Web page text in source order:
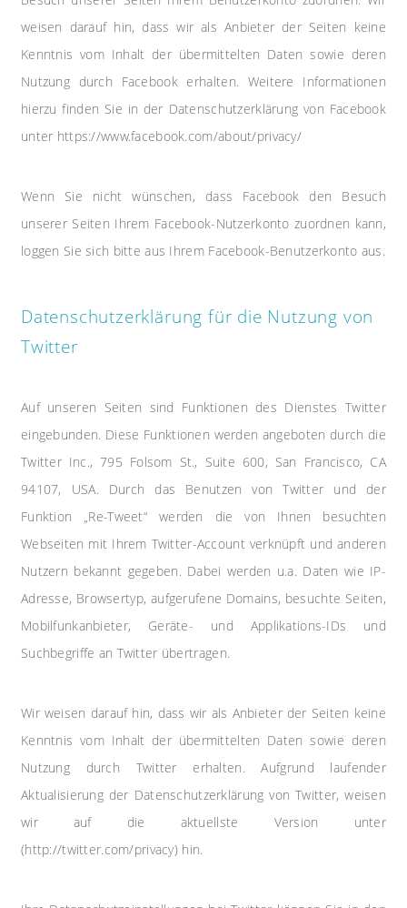
weisen darauf hin, dass wir als Anbieter der Seiten keine
Kenntnis vom Inhalt der übermittelten Daten sowie deren
Nutzung durch Facebook erhalten. Weitere Informationen
hierzu finden Sie in der Datenschutzerklärung von Facebook
unter https://www.facebook.com/about/privacy/
Wenn Sie nicht wünschen, dass Facebook den Besuch
unserer Seiten Ihrem Facebook-Nutzerkonto zuordnen kann,
loggen Sie sich bitte aus Ihrem Facebook-Benutzerkonto aus.
Datenschutzerklärung für die Nutzung von
Twitter
Auf unseren Seiten sind Funktionen des Dienstes Twitter
eingebunden. Diese Funktionen werden angeboten durch die
Twitter Inc., 795 Folsom St., Suite 600, San Francisco, CA
94107, USA. Durch das Benutzen von Twitter und der
Funktion „Re-Tweet“ werden die von Ihnen besuchten
Webseiten mit Ihrem Twitter-Account verknüpft und anderen
Nutzern bekannt gegeben. Dabei werden u.a. Daten wie IP-
Adresse, Browsertyp, aufgerufene Domains, besuchte Seiten,
Mobilfunkanbieter, Geräte- und Applikations-IDs und
Suchbegriffe an Twitter übertragen.
Wir weisen darauf hin, dass wir als Anbieter der Seiten keine
Kenntnis vom Inhalt der übermittelten Daten sowie deren
Nutzung durch Twitter erhalten. Aufgrund laufender
Aktualisierung der Datenschutzerklärung von Twitter, weisen
wir auf die aktuellste Version unter
(http://twitter.com/privacy) hin.